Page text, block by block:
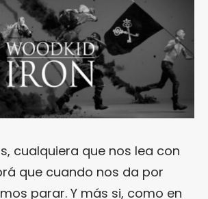
cualquiera que nos lea con
que cuando nos da por
parar. Y más si, como en